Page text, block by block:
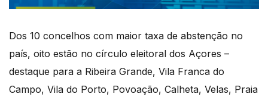
Dos 10 concelhos com maior taxa de abstenção no
país, oito estão no círculo eleitoral dos Açores –
destaque para a Ribeira Grande, Vila Franca do
Campo, Vila do Porto, Povoação, Calheta, Velas, Praia